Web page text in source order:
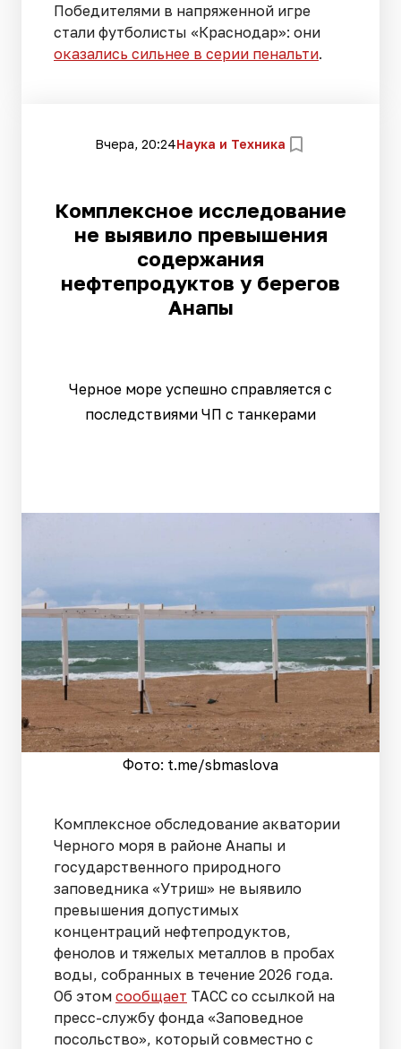
Победителями в напряженной игре
стали футболисты «Краснодар»: они
оказались сильнее в серии пенальти.
Вчера, 20:24Наука и Техника
Комплексное исследование
не выявило превышения
содержания
нефтепродуктов у берегов
Анапы
Черное море успешно справляется с
последствиями ЧП с танкерами
Фото: t.me/sbmaslova
Комплексное обследование акватории
Черного моря в районе Анапы и
государственного природного
заповедника «Утриш» не выявило
превышения допустимых
концентраций нефтепродуктов,
фенолов и тяжелых металлов в пробах
воды, собранных в течение 2026 года.
Об этом сообщает ТАСС со ссылкой на
пресс-службу фонда «Заповедное
посольство», который совместно с